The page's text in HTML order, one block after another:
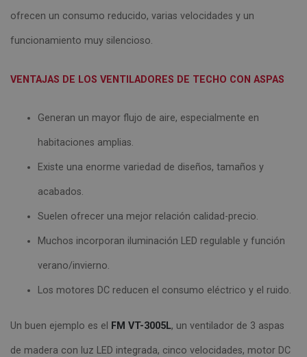
ofrecen un consumo reducido, varias velocidades y un
funcionamiento muy silencioso.
VENTAJAS DE LOS VENTILADORES DE TECHO CON ASPAS
Generan un mayor flujo de aire, especialmente en
habitaciones amplias.
Existe una enorme variedad de diseños, tamaños y
acabados.
Suelen ofrecer una mejor relación calidad-precio.
Muchos incorporan iluminación LED regulable y función
verano/invierno.
Los motores DC reducen el consumo eléctrico y el ruido.
Un buen ejemplo es el FM VT-3005L, un ventilador de 3 aspas
de madera con luz LED integrada, cinco velocidades, motor DC